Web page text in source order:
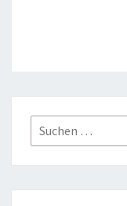
Suchen
nach: